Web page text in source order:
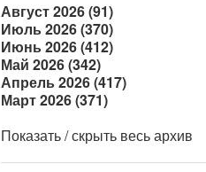
Август 2026 (91)
Июль 2026 (370)
Июнь 2026 (412)
Май 2026 (342)
Апрель 2026 (417)
Март 2026 (371)
Показать / скрыть весь архив